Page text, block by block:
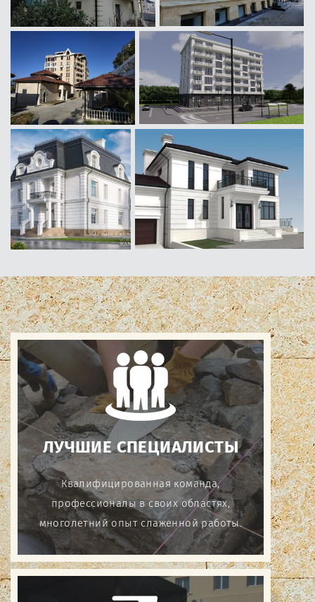
ЛУЧШИЕ СПЕЦИАЛИСТЫ
Квалифицированная команда,
профессионалы в своих областях,
многолетний опыт слаженной работы.